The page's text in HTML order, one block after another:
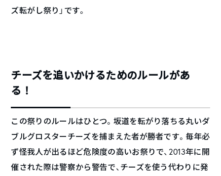
ズ転がし祭り」です。
チーズを追いかけるためのルールがあ
る！
この祭りのルールはひとつ。坂道を転がり落ちる丸いダ
ブルグロスターチーズを捕まえた者が勝者です。毎年必
ず怪我人が出るほど危険度の高いお祭りで、2013年に開
催された際は警察から警告で、チーズを使う代わりに発